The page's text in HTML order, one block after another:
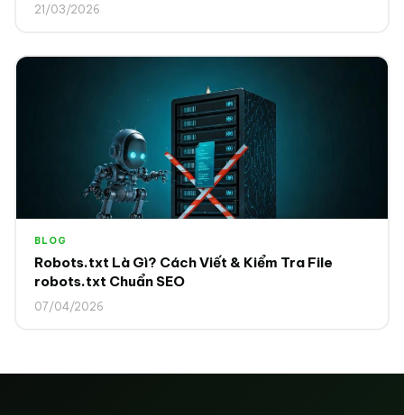
21/03/2026
BLOG
Robots.txt Là Gì? Cách Viết & Kiểm Tra File
robots.txt Chuẩn SEO
07/04/2026